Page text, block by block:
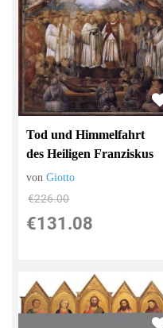
Tod und Himmelfahrt
des Heiligen Franziskus
vonGiotto
€226.00
€131.08